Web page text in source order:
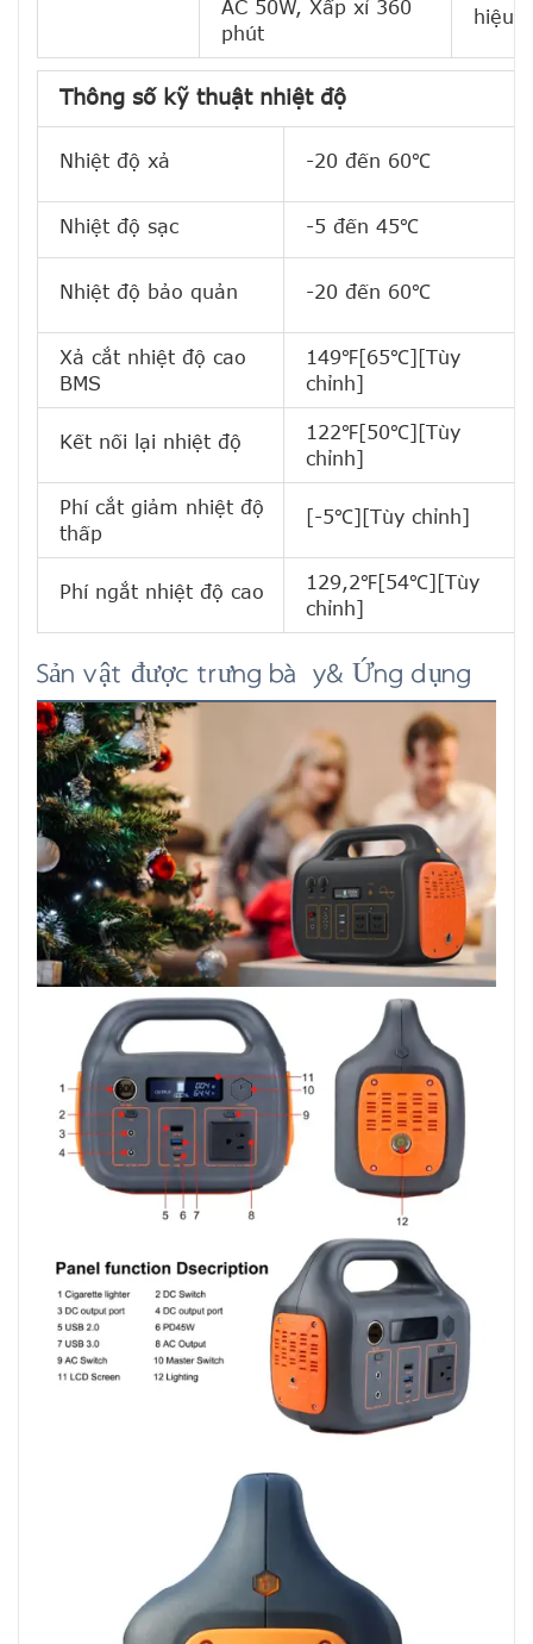
AC 50W, Xấp xỉ 360
phút
hiệu
Thông số kỹ thuật nhiệt độ
Nhiệt độ xả -20 đến 60℃
Nhiệt độ sạc -5 đến 45℃
Nhiệt độ bảo quản -20 đến 60℃
Xả cắt nhiệt độ cao
BMS
149℉[65℃][Tùy
chỉnh]
Kết nối lại nhiệt độ
122℉[50℃][Tùy
chỉnh]
Phí cắt giảm nhiệt độ
thấp
[-5℃][Tùy chỉnh]
Phí ngắt nhiệt độ cao
129,2℉[54℃][Tùy
chỉnh]
Sản vật được trưng bày& Ứng dụng